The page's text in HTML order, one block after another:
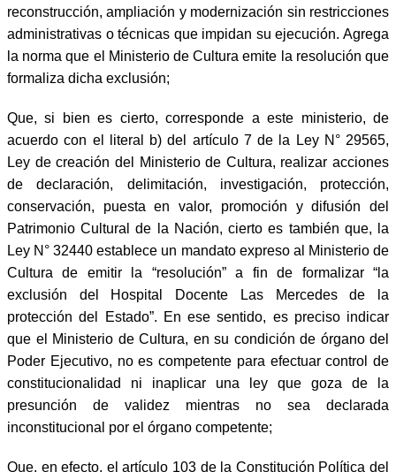
reconstrucción, ampliación y modernización sin restricciones
administrativas o técnicas que impidan su ejecución. Agrega
la norma que el Ministerio de Cultura emite la resolución que
formaliza dicha exclusión;
Que, si bien es cierto, corresponde a este ministerio, de
acuerdo con el literal b) del artículo 7 de la Ley N° 29565,
Ley de creación del Ministerio de Cultura, realizar acciones
de declaración, delimitación, investigación, protección,
conservación, puesta en valor, promoción y difusión del
Patrimonio Cultural de la Nación, cierto es también que, la
Ley N° 32440 establece un mandato expreso al Ministerio de
Cultura de emitir la “resolución” a fin de formalizar “la
exclusión del Hospital Docente Las Mercedes de la
protección del Estado”. En ese sentido, es preciso indicar
que el Ministerio de Cultura, en su condición de órgano del
Poder Ejecutivo, no es competente para efectuar control de
constitucionalidad ni inaplicar una ley que goza de la
presunción de validez mientras no sea declarada
inconstitucional por el órgano competente;
Que, en efecto, el artículo 103 de la Constitución Política del